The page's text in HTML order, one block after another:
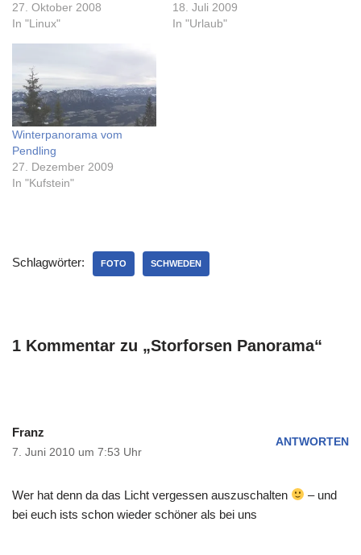
27. Oktober 2008
In "Linux"
18. Juli 2009
In "Urlaub"
Winterpanorama vom
Pendling
27. Dezember 2009
In "Kufstein"
Schlagwörter: FOTO SCHWEDEN
1 Kommentar zu „Storforsen Panorama“
Franz
7. Juni 2010 um 7:53 Uhr
ANTWORTEN
Wer hat denn da das Licht vergessen auszuschalten
– und
bei euch ists schon wieder schöner als bei uns